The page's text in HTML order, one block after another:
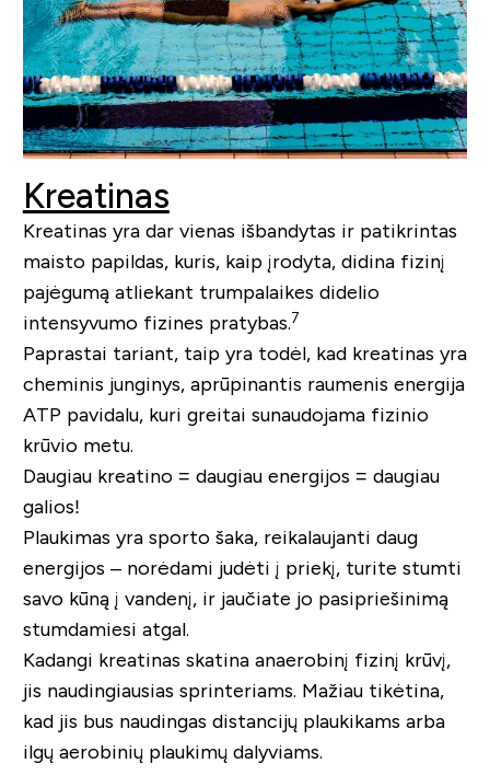
Kreatinas
Kreatinas yra dar vienas išbandytas ir patikrintas
maisto papildas, kuris, kaip įrodyta, didina fizinį
pajėgumą atliekant trumpalaikes didelio
intensyvumo fizines pratybas.7
Paprastai tariant, taip yra todėl, kad kreatinas yra
cheminis junginys, aprūpinantis raumenis energija
ATP pavidalu, kuri greitai sunaudojama fizinio
krūvio metu.
Daugiau kreatino = daugiau energijos = daugiau
galios!
Plaukimas yra sporto šaka, reikalaujanti daug
energijos – norėdami judėti į priekį, turite stumti
savo kūną į vandenį, ir jaučiate jo pasipriešinimą
stumdamiesi atgal.
Kadangi kreatinas skatina anaerobinį fizinį krūvį,
jis naudingiausias sprinteriams. Mažiau tikėtina,
kad jis bus naudingas distancijų plaukikams arba
ilgų aerobinių plaukimų dalyviams.